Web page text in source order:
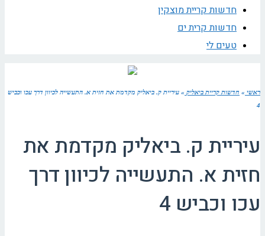
חדשות קריית מוצקין
חדשות קרית ים
טעים לי
ראשי » חדשות קריית ביאליק » עיריית ק. ביאליק מקדמת את חזית א. התעשייה לכיוון דרך עכו וכביש
4
עיריית ק. ביאליק מקדמת את
חזית א. התעשייה לכיוון דרך
עכו וכביש 4